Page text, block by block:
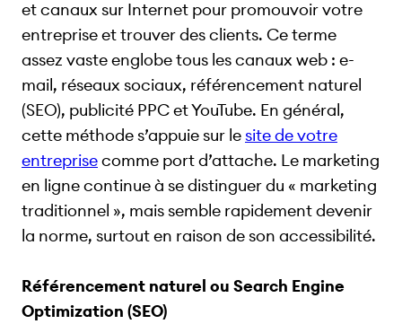
et canaux sur Internet pour promouvoir votre
entreprise et trouver des clients. Ce terme
assez vaste englobe tous les canaux web : e-
mail, réseaux sociaux, référencement naturel
(SEO), publicité PPC et YouTube. En général,
cette méthode s’appuie sur lesite de votre
entreprisecomme port d’attache. Le marketing
en ligne continue à se distinguer du « marketing
traditionnel », mais semble rapidement devenir
la norme, surtout en raison de son accessibilité.
Référencement naturel ou Search Engine
Optimization (SEO)